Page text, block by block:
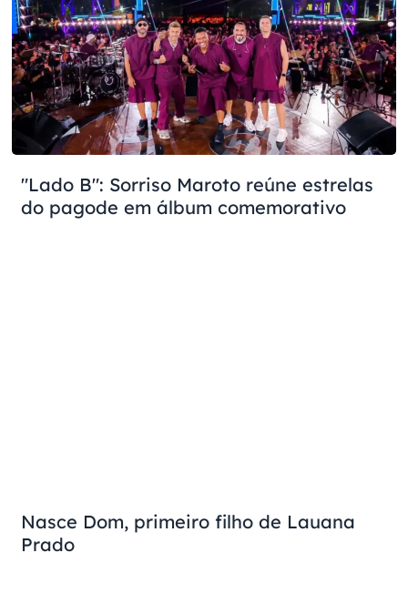
"Lado B": Sorriso Maroto reúne estrelas
do pagode em álbum comemorativo
Nasce Dom, primeiro filho de Lauana
Prado